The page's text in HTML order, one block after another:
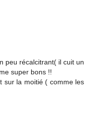
peu récalcitrant( il cuit un
super bons !!
sur la moitié ( comme les